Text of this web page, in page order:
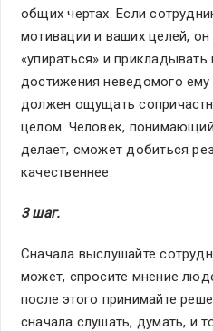
общих чертах. Если
мотивации и ваших целей, он
«упираться» и
достижения неведомого ему
должен ощущать
целом. Человек,
делает, сможет добиться
качественнее.
3 шаг.
Сначала выслушайте
может, спросите мнение
после этого принимайте
сначала слушать, думать, и